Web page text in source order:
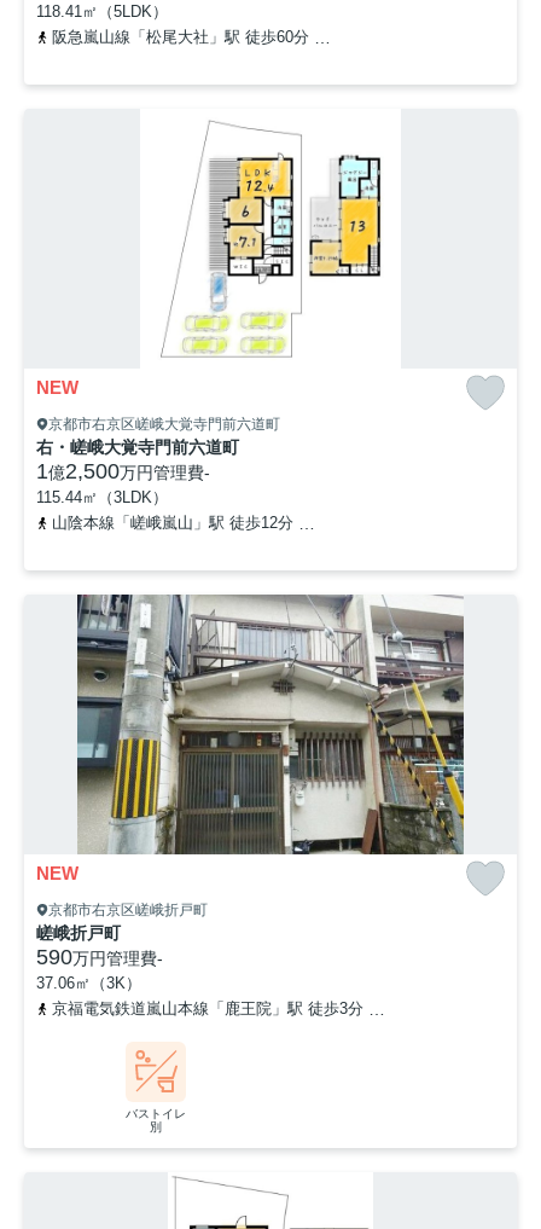
118.41㎡（5LDK）
阪急嵐山線「松尾大社」駅 徒歩60分
NEW
京都市右京区嵯峨大覚寺門前六道町
右・嵯峨大覚寺門前六道町
1億2,500万円管理費-
115.44㎡（3LDK）
山陰本線「嵯峨嵐山」駅 徒歩12分
NEW
京都市右京区嵯峨折戸町
嵯峨折戸町
590万円管理費-
37.06㎡（3K）
京福電気鉄道嵐山本線「鹿王院」駅 徒歩3分
バストイレ
別